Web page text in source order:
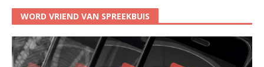
WORD VRIEND VAN SPREEKBUIS